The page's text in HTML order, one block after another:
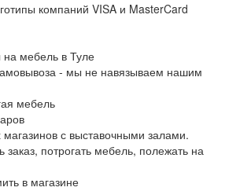
мебель в Туле
- мы не навязываем нашим
мебель
с выставочными залами.
заказ, потрогать мебель, полежать на
в магазине